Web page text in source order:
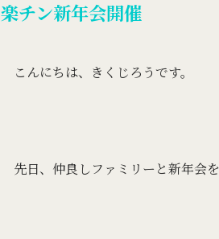
楽チン新年会開催
こんにちは、きくじろうです。
先日、仲良しファミリーと新年会を